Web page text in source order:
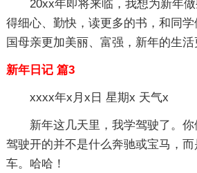
20xx年即将来临，我想为新年
得细心、勤快，读更多的书，和同
国母亲更加美丽、富强，新年的生
新年日记 篇3
xxxx年x月x日 星期x 天气x
新年这几天里，我学驾驶了。
驾驶开的并不是什么奔驰或宝马，
车。哈哈！